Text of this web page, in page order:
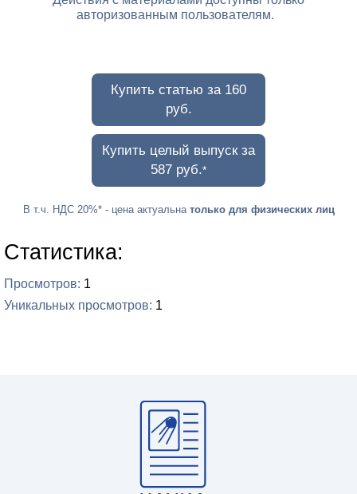
авторизованным пользователям.
Купить статью за 160
руб.
Купить целый выпуск за
587 руб.*
* - цена актуальна только для физических лиц
В т.ч. НДС 20%
Статистика:
Просмотров 1
Уникальных просмотров 1